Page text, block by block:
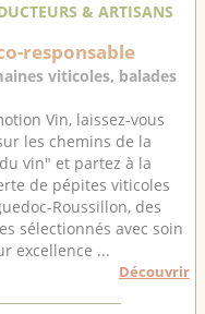
& ARTISANS
responsable
viticoles, balades
Vin, laissez-vous
les chemins de la
vin" et partez à la
de pépites viticoles
Roussillon, des
sélectionnés avec soin
excellence ...
Découvrir